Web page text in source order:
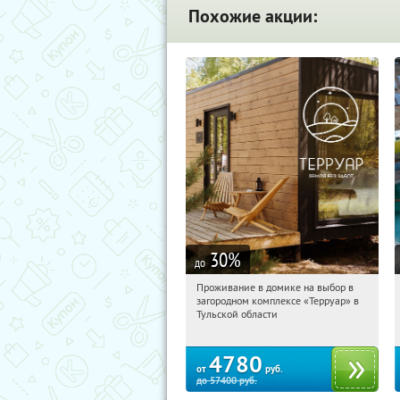
Похожие акции:
до 30%
08:16:09 Купили:
Тульская обл., Ясногорский р-н, с.
Проживание в домике на выбор в
загородном комплексе «Терруар» в
Тульской области
от 4780 руб.
до57400руб.